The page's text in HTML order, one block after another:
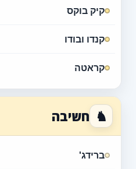
קיק בוקס
קנדו ובודו
קראטה
♞ חשיבה
ברידג'